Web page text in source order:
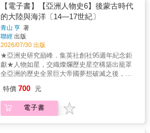
朝君主，承蒙治理與儒學秩序。• 尼扎姆丁・奧
里亞：帖木兒帝國與中亞政權重要人物。• 加
查・馬達：蒙古及中亞將領，活躍於邊陲軍事
與治理。• 伊本・巴圖塔：北非旅行家，記錄伊
兒汗國與廣泛亞洲文化。成吉思汗的霸業造就
蒙古帝國，在歐亞大陸建立前所未有的統一。
本卷描繪十二至十四世紀的亞洲版圖：從契
丹、蒙古，到帖木兒與蒙兀兒，游牧民族憑藉
卓越的軍事征服與完善的政治制度，橫跨整個
歐亞大陸，建立穩定而廣闊的統合秩序，使東
行。蒙古帝國不僅掌控疆域，更促進文化、科
技、經濟與知識的交流。從大都的陸路與海路
通商，到伊本．巴圖塔與鄭和等遠行者的旅行
【電子書】【亞洲人物史6】後蒙古時代
的大陸與海洋〔14—17世紀〕
青山 亨 著
聯經 出版
2026/07/30 出版
★亞洲史研究巔峰．集英社創社95週年紀念鉅
獻★人物如星，交織燦爛歷史星空構築出籠罩
全亞洲的歷史全景巨大帝國夢想破滅之後，歐
兒：中亞軍事領袖，建帖木兒帝國，撒馬爾罕
成為伊斯蘭文化中心。• 巴布爾：帖木兒後裔，
在北印度建立蒙兀兒帝國。• 穆罕默德二世：鄂
特價 700 元
電子書